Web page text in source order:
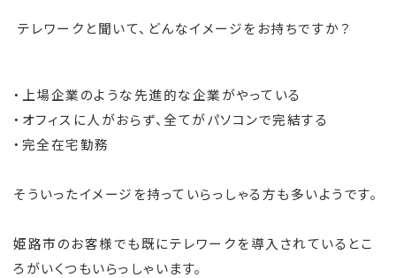
テレワークと聞いて、どんなイメージをお持ちですか？
・上場企業のような先進的な企業がやっている
・オフィスに人がおらず、全てがパソコンで完結する
・完全在宅勤務
そういったイメージを持っていらっしゃる方も多いようです。
姫路市のお客様でも既にテレワークを導入されているとこ
ろがいくつもいらっしゃいます。